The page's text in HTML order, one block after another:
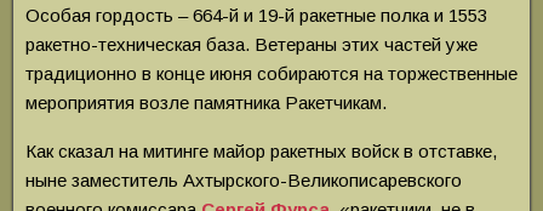
Особая гордость – 664-й и 19-й ракетные полка и 1553
ракетно-техническая база. Ветераны этих частей уже
традиционно в конце июня собираются на торжественные
мероприятия возле памятника Ракетчикам.
Как сказал на митинге майор ракетных войск в отставке,
ныне заместитель Ахтырского-Великописаревского